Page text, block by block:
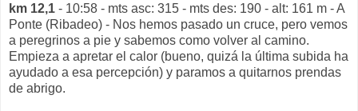
km 12,1 - 10:58 - mts asc: 315 - mts des: 190 - alt: 161 m - A
Ponte (Ribadeo) - Nos hemos pasado un cruce, pero vemos
a peregrinos a pie y sabemos como volver al camino.
Empieza a apretar el calor (bueno, quizá la última subida ha
ayudado a esa percepción) y paramos a quitarnos prendas
de abrigo.